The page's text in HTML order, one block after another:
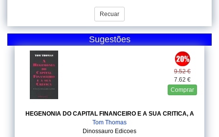
Recuar
Sugestões
9.52 €
7.62 €
Comprar
HEGENONIA DO CAPITAL FINANCEIRO E A SUA CRITICA, A
Tom Thomas
Dinossauro Edicoes